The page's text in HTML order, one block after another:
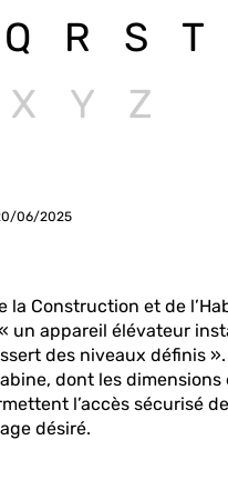
Q R S T
X Y Z
06/2025
la Construction et de
un appareil élévateur
des niveaux définis ».
dont les dimensions
l’accès sécurisé
désiré.